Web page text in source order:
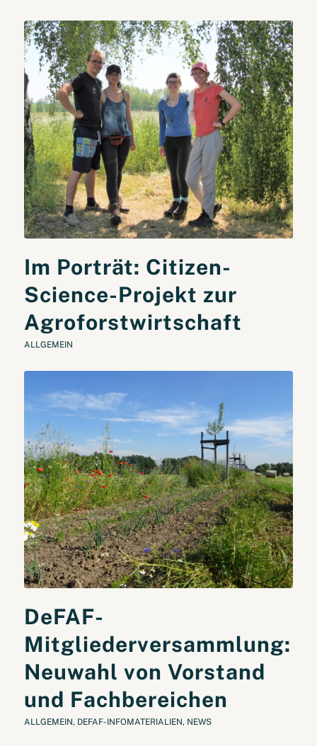
Im Porträt: Citizen-
Science-Projekt zur
Agroforstwirtschaft
ALLGEMEIN
DeFAF-
Mitgliederversammlung:
Neuwahl von Vorstand
und Fachbereichen
ALLGEMEIN, DEFAF-INFOMATERIALIEN, NEWS